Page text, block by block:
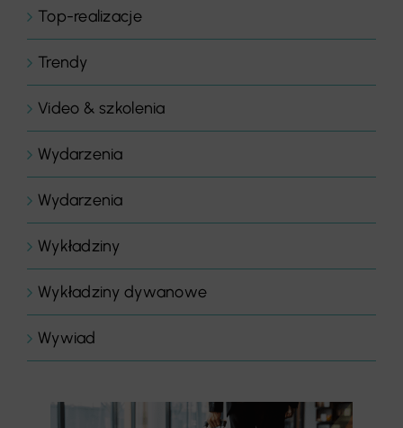
Top-realizacje
Trendy
Video & szkolenia
Wydarzenia
Wydarzenia
Wykładziny
Wykładziny dywanowe
Wywiad